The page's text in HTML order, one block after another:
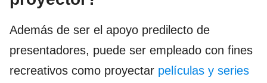
Además de ser el apoyo predilecto de
presentadores, puede ser empleado con fines
recreativos como proyectar películas y series